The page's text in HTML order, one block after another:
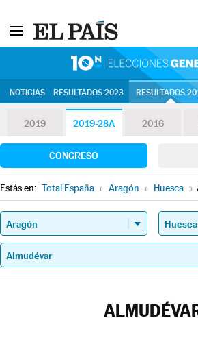
NOTICIAS RESULTADOS 2023 RESULTADOS
2019 2019-28A 2016
CONGRESO
Estás en: Total España » Aragón » Huesca »